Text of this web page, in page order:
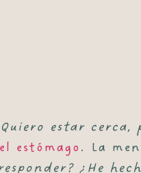
estar
estómago. La
¿He